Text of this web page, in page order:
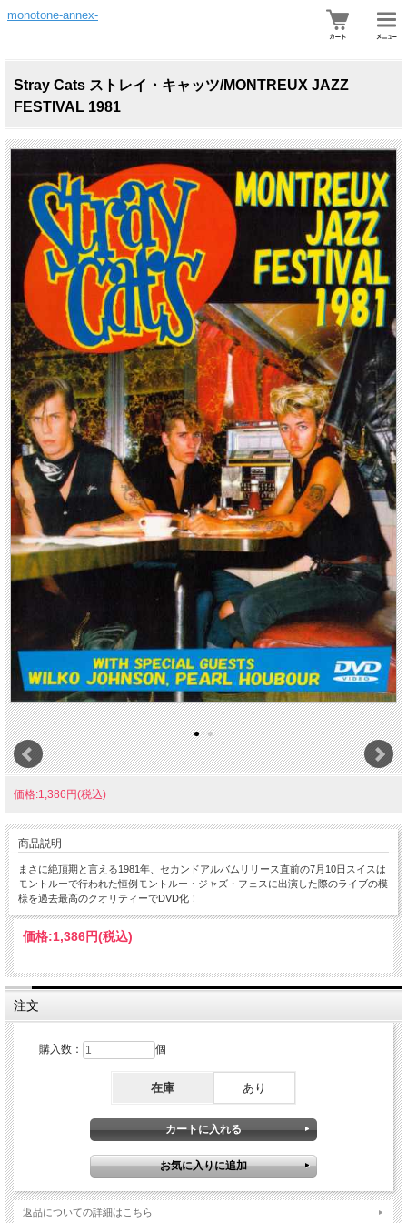
monotone-annex-
Stray Cats ストレイ・キャッツ/MONTREUX JAZZ
FESTIVAL 1981
価格:1,386円(税込)
商品説明
まさに絶頂期と言える1981年、セカンドアルバムリリース直前の7月10日スイスは
モントルーで行われた恒例モントルー・ジャズ・フェスに出演した際のライブの模
様を過去最高のクオリティーでDVD化！
価格:1,386円(税込)
注文
購入数： 個
在庫 あり
返品についての詳細はこちら